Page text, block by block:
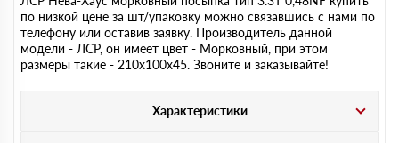
по низкой цене за шт/упаковку можно связавшись с нами по
телефону или оставив заявку. Производитель данной
модели - ЛСР, он имеет цвет - Морковный, при этом
размеры такие - 210х100х45. Звоните и заказывайте!
Характеристики